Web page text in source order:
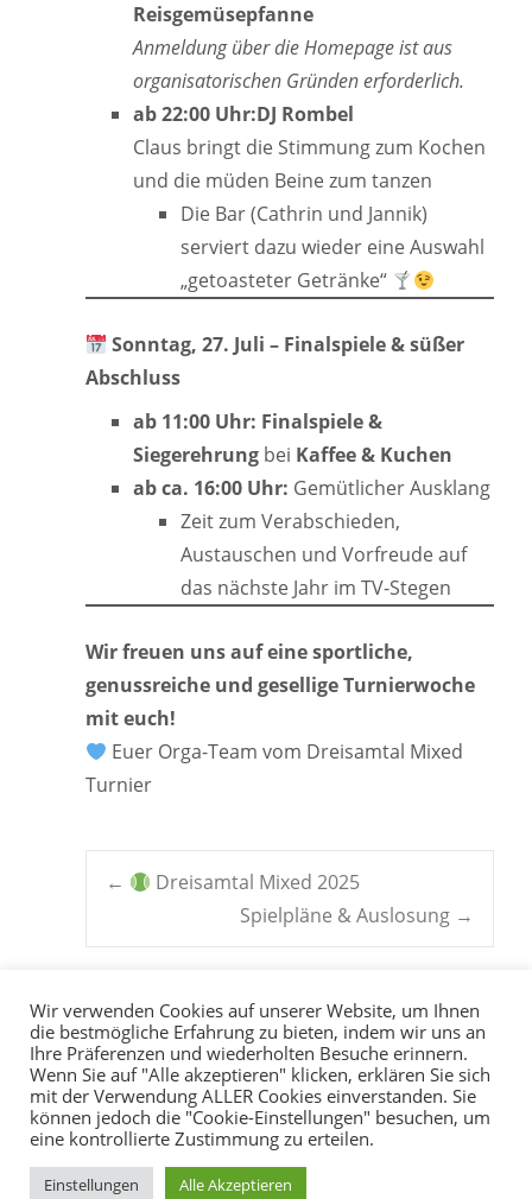
Reisgemüsepfanne
Anmeldung über die Homepage ist aus
organisatorischen Gründen erforderlich.
ab 22:00 Uhr:DJ Rombel
Claus bringt die Stimmung zum Kochen
und die müden Beine zum tanzen
Die Bar (Cathrin und Jannik)
serviert dazu wieder eine Auswahl
„getoasteter Getränke“
Sonntag, 27. Juli – Finalspiele & süßer
Abschluss
ab 11:00 Uhr: Finalspiele &
Siegerehrung bei Kaffee & Kuchen
ab ca. 16:00 Uhr: Gemütlicher Ausklang
Zeit zum Verabschieden,
Austauschen und Vorfreude auf
das nächste Jahr im TV-Stegen
Wir freuen uns auf eine sportliche,
genussreiche und gesellige Turnierwoche
mit euch!
Euer Orga-Team vom Dreisamtal Mixed
Turnier
Post
navigation
←
Dreisamtal Mixed 2025
Spielpläne & Auslosung →
Copyright © 2026 TC
Wir verwenden Cookies auf unserer Website, um Ihnen
die bestmögliche Erfahrung zu bieten, indem wir uns an
Ihre Präferenzen und wiederholten Besuche erinnern.
Wenn Sie auf "Alle akzeptieren" klicken, erklären Sie sich
mit der Verwendung ALLER Cookies einverstanden. Sie
können jedoch die "Cookie-Einstellungen" besuchen, um
eine kontrollierte Zustimmung zu erteilen.
Einstellungen Alle Akzeptieren